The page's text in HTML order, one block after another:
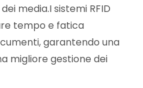
media.I sistemi RFID
tempo e fatica
garantendo una
migliore gestione dei